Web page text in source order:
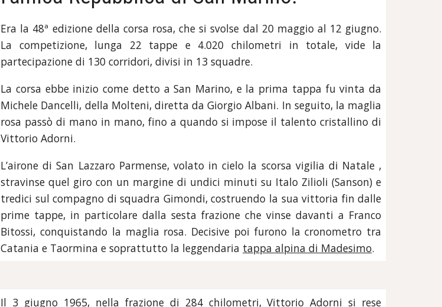
Era la 48ª edizione della corsa rosa, che si svolse dal 20 maggio al 12 giugno.
La competizione, lunga 22 tappe e 4.020 chilometri in totale, vide la
partecipazione di 130 corridori, divisi in 13 squadre.
La corsa ebbe inizio come detto a San Marino, e la prima tappa fu vinta da
Michele Dancelli, della Molteni, diretta da Giorgio Albani. In seguito, la maglia
rosa passò di mano in mano, fino a quando si impose il talento cristallino di
Vittorio Adorni.
L’airone di San Lazzaro Parmense, volato in cielo la scorsa vigilia di Natale ,
stravinse quel giro con un margine di undici minuti su Italo Zilioli (Sanson) e
tredici sul compagno di squadra Gimondi, costruendo la sua vittoria fin dalle
prime tappe, in particolare dalla sesta frazione che vinse davanti a Franco
Bitossi, conquistando la maglia rosa. Decisive poi furono la cronometro tra
Catania e Taormina e soprattutto la leggendaria tappa alpina di Madesimo.
Il 3 giugno 1965, nella frazione di 284 chilometri, Vittorio Adorni si rese